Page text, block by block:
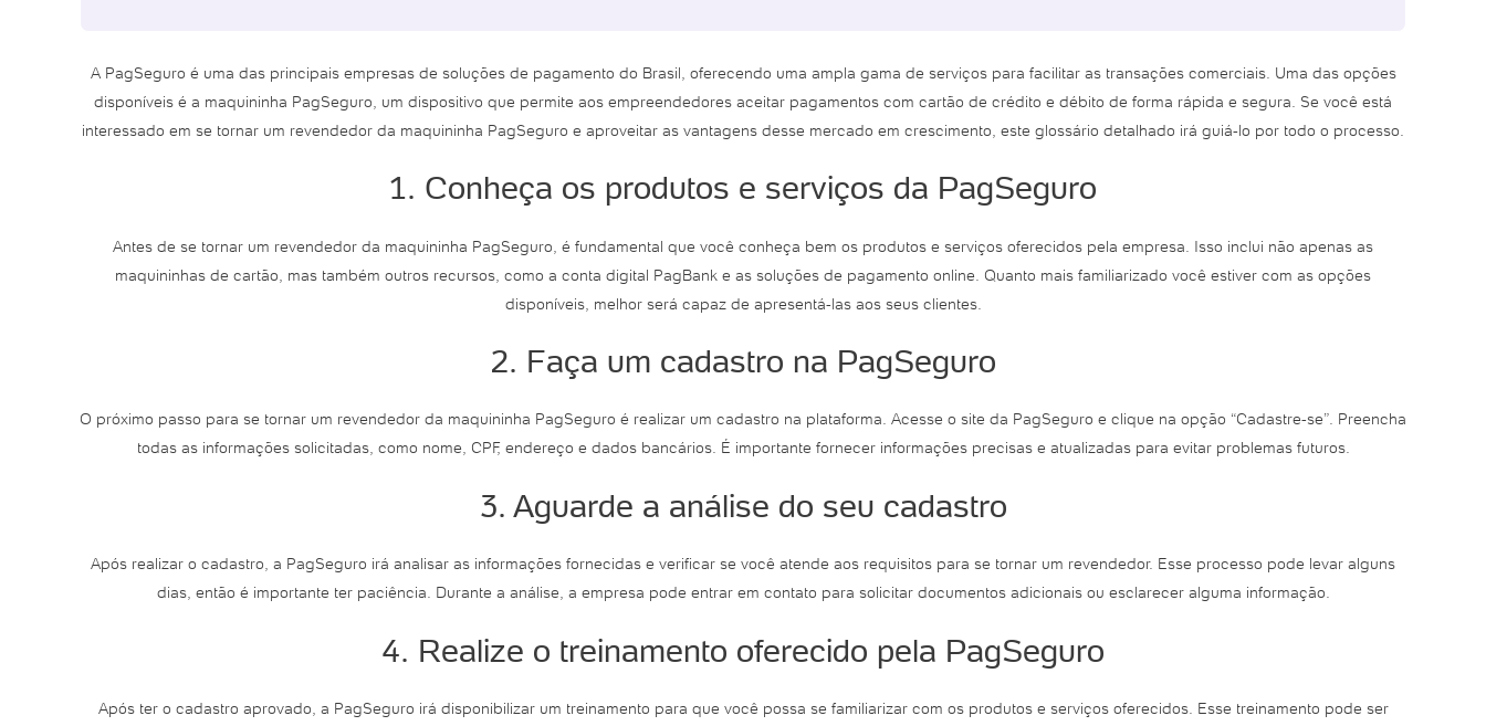
A PagSeguro é uma das principais empresas de soluções de pagamento do Brasil, oferecendo uma ampla gama de serviços para facilitar as transações comerciais. Uma das opções
disponíveis é a maquininha PagSeguro, um dispositivo que permite aos empreendedores aceitar pagamentos com cartão de crédito e débito de forma rápida e segura. Se você está
interessado em se tornar um revendedor da maquininha PagSeguro e aproveitar as vantagens desse mercado em crescimento, este glossário detalhado irá guiá-lo por todo o processo.
1. Conheça os produtos e serviços da PagSeguro
Antes de se tornar um revendedor da maquininha PagSeguro, é fundamental que você conheça bem os produtos e serviços oferecidos pela empresa. Isso inclui não apenas as
maquininhas de cartão, mas também outros recursos, como a conta digital PagBank e as soluções de pagamento online. Quanto mais familiarizado você estiver com as opções
disponíveis, melhor será capaz de apresentá-las aos seus clientes.
2. Faça um cadastro na PagSeguro
O próximo passo para se tornar um revendedor da maquininha PagSeguro é realizar um cadastro na plataforma. Acesse o site da PagSeguro e clique na opção “Cadastre-se”. Preencha
todas as informações solicitadas, como nome, CPF, endereço e dados bancários. É importante fornecer informações precisas e atualizadas para evitar problemas futuros.
3. Aguarde a análise do seu cadastro
Após realizar o cadastro, a PagSeguro irá analisar as informações fornecidas e verificar se você atende aos requisitos para se tornar um revendedor. Esse processo pode levar alguns
dias, então é importante ter paciência. Durante a análise, a empresa pode entrar em contato para solicitar documentos adicionais ou esclarecer alguma informação.
4. Realize o treinamento oferecido pela PagSeguro
Após ter o cadastro aprovado, a PagSeguro irá disponibilizar um treinamento para que você possa se familiarizar com os produtos e serviços oferecidos. Esse treinamento pode ser